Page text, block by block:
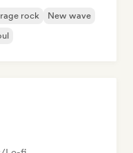
rock
New wave